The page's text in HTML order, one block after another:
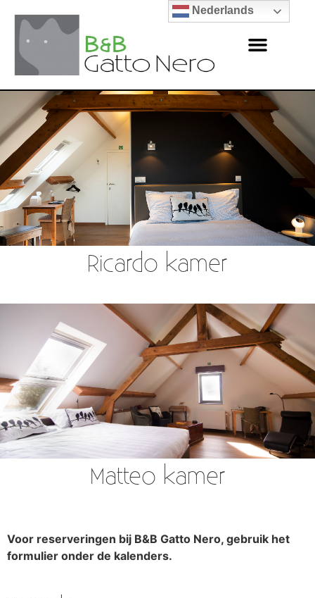
Ricardo kamer
Matteo kamer
Voor reserveringen bij B&B Gatto Nero, gebruik het
formulier onder de kalenders.
Nederlands